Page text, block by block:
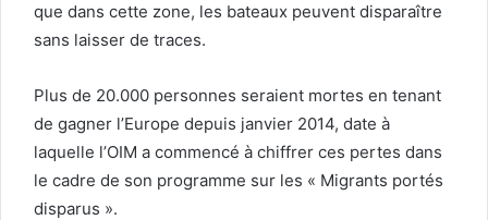
que dans cette zone, les bateaux peuvent disparaître
sans laisser de traces.
Plus de 20.000 personnes seraient mortes en tenant
de gagner l’Europe depuis janvier 2014, date à
laquelle l’OIM a commencé à chiffrer ces pertes dans
le cadre de son programme sur les « Migrants portés
disparus ».